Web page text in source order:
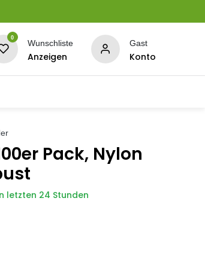
0
Wunschliste
Anzeigen
Gast
Konto
Pack, Nylon
letzten 24 Stunden